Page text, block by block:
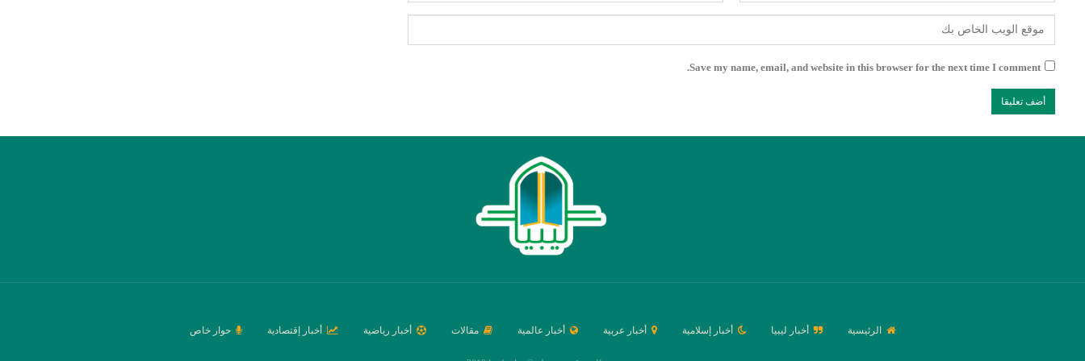
Save my name, email, and website in this browser for the next time I comment.
الرئيسية أخبار ليبيا أخبار إسلامية أخبار عربية أخبار عالمية مقالات أخبار رياضية أخبار إقتصادية حوار خاص